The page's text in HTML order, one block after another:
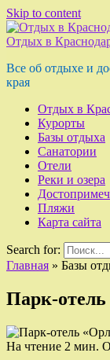
Skip to content
Отдых в
Все об отдыхе и
края
Отдых в
Курорты
Базы отдыха
Санатории
Отели
Реки и озера
Пляжи
Карта сайта
Search for:
Главная » Базы
Парк-отель
На чтение 2 мин.